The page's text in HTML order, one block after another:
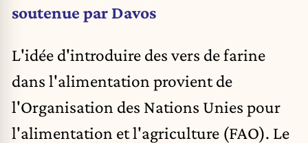
soutenue par Davos
L'idée d'introduire des vers de farine
dans l'alimentation provient de
l'Organisation des Nations Unies pour
l'alimentation et l'agriculture (FAO). Le